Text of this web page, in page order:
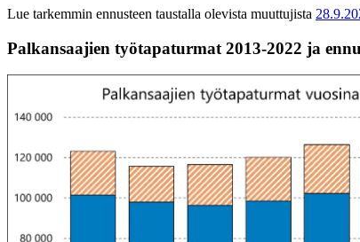
Lue tarkemmin ennusteen taustalla olevista muuttujista
Palkansaajien työtapaturmat 2013-2022 ja